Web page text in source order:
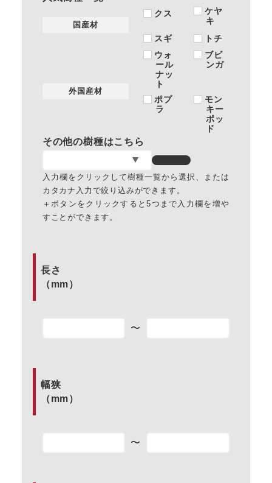
国産材
クス
ケヤ
キ
スギ
トチ
外国産材
ウォ
ール
ナッ
ト
ブビ
ンガ
ポプ
ラ
モン
キー
ポッ
ド
その他の樹種はこちら
入力欄をクリックして樹種一覧から選択、または
カタカナ入力で絞り込みができます。
＋ボタンをクリックすると5つまで入力欄を増や
すことができます。
長さ
（mm）
〜
幅狭
（mm）
〜